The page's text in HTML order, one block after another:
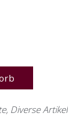
, Diverse Artikel